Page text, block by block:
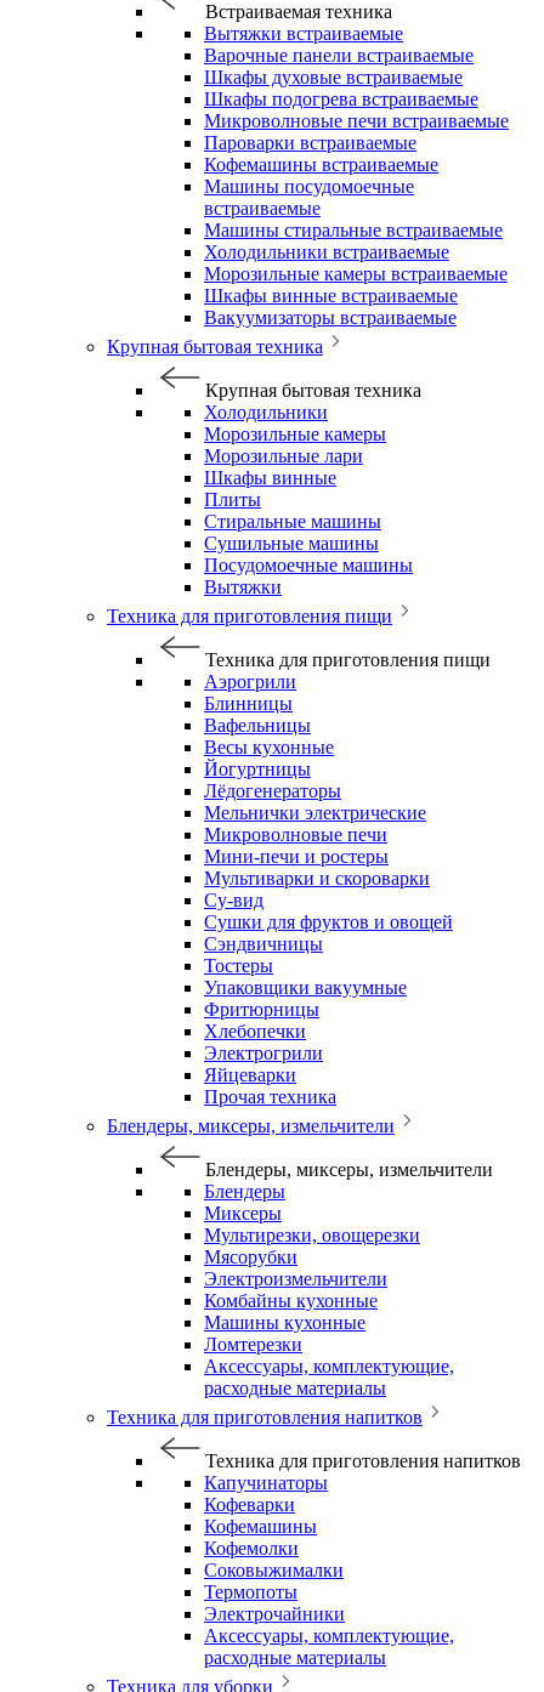
Встраиваемая техника
Вытяжки встраиваемые
Варочные панели встраиваемые
Шкафы духовые встраиваемые
Шкафы подогрева встраиваемые
Микроволновые печи встраиваемые
Пароварки встраиваемые
Кофемашины встраиваемые
Машины посудомоечные
встраиваемые
Машины стиральные встраиваемые
Холодильники встраиваемые
Морозильные камеры встраиваемые
Шкафы винные встраиваемые
Вакуумизаторы встраиваемые
Крупная бытовая техника
Крупная бытовая техника
Холодильники
Морозильные камеры
Морозильные лари
Шкафы винные
Плиты
Стиральные машины
Сушильные машины
Посудомоечные машины
Вытяжки
Техника для приготовления пищи
Техника для приготовления пищи
Аэрогрили
Блинницы
Вафельницы
Весы кухонные
Йогуртницы
Лёдогенераторы
Мельнички электрические
Микроволновые печи
Мини-печи и ростеры
Мультиварки и скороварки
Су-вид
Сушки для фруктов и овощей
Сэндвичницы
Тостеры
Упаковщики вакуумные
Фритюрницы
Хлебопечки
Электрогрили
Яйцеварки
Прочая техника
Блендеры, миксеры, измельчители
Блендеры, миксеры, измельчители
Блендеры
Миксеры
Мультирезки, овощерезки
Мясорубки
Электроизмельчители
Комбайны кухонные
Машины кухонные
Ломтерезки
Аксессуары, комплектующие,
расходные материалы
Техника для приготовления напитков
Техника для приготовления напитков
Капучинаторы
Кофеварки
Кофемашины
Кофемолки
Соковыжималки
Термопоты
Электрочайники
Аксессуары, комплектующие,
расходные материалы
Техника для уборки